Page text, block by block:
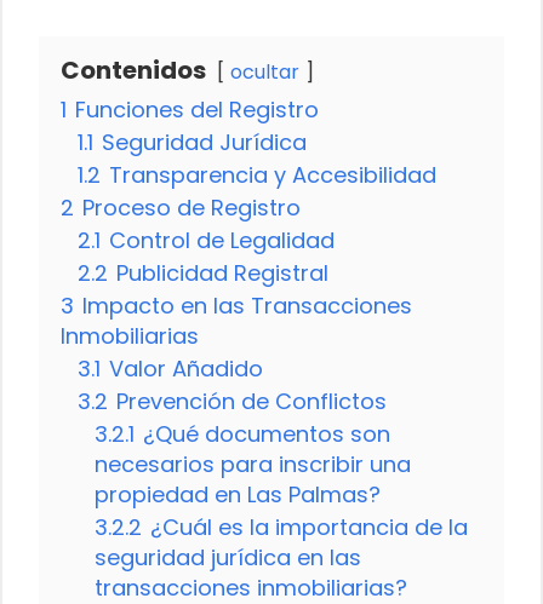
Contenidos ocultar
1 Funciones del Registro
1.1 Seguridad Jurídica
1.2 Transparencia y Accesibilidad
2 Proceso de Registro
2.1 Control de Legalidad
2.2 Publicidad Registral
3 Impacto en las Transacciones
Inmobiliarias
3.1 Valor Añadido
3.2 Prevención de Conflictos
3.2.1 ¿Qué documentos son
necesarios para inscribir una
propiedad en Las Palmas?
3.2.2 ¿Cuál es la importancia de la
seguridad jurídica en las
transacciones inmobiliarias?